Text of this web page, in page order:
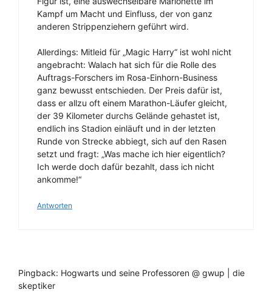
Kampf um Macht und Einfluss, der von ganz
anderen Strippenziehern geführt wird.
Allerdings: Mitleid für „Magic Harry“ ist wohl nicht
angebracht: Walach hat sich für die Rolle des
Auftrags-Forschers im Rosa-Einhorn-Business
ganz bewusst entschieden. Der Preis dafür ist,
dass er allzu oft einem Marathon-Läufer gleicht,
der 39 Kilometer durchs Gelände gehastet ist,
endlich ins Stadion einläuft und in der letzten
Runde von Strecke abbiegt, sich auf den Rasen
setzt und fragt: „Was mache ich hier eigentlich?
Ich werde doch dafür bezahlt, dass ich nicht
ankomme!“
Antworten
Pingback: Hogwarts und seine Professoren @ gwup | die
skeptiker